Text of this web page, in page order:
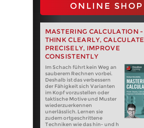
ONLINE SHOP
MASTERING CALCULATION -
THINK CLEARLY, CALCULATE
PRECISELY, IMPROVE
CONSISTENTLY
Im Schach führt kein Weg an
sauberem Rechnen vorbei.
Deshalb ist das verbessern
der Fähigkeit sich Varianten
im Kopf vorzustellen oder
taktische Motive und Muster
wiederzuerkennen
unerlässlich. Lernen sie
zudem ortgeschrittene
Techniken wie das hin- und h